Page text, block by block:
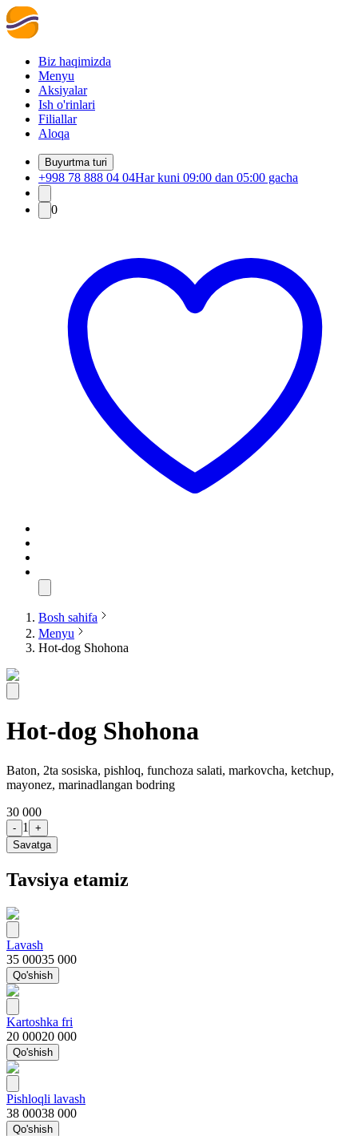
Biz haqimizda
Menyu
Aksiyalar
Ish o'rinlari
Filiallar
Aloqa
Buyurtma turi
+998 78 888 04 04Har kuni 09:00 dan 05:00 gacha
0
Bosh sahifa
Menyu
Hot-dog Shohona
Hot-dog Shohona
Baton, 2ta sosiska, pishloq, funchoza salati, markovcha, ketchup,
mayonez, marinadlangan bodring
30 000
- 1
+
Savatga
Tavsiya etamiz
Lavash
35 00035 000
Qo'shish
Kartoshka fri
20 00020 000
Qo'shish
Pishloqli lavash
38 00038 000
Qo'shish